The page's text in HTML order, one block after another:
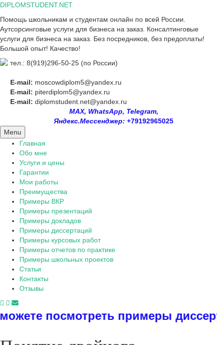
Skip
content
DIPLOMSTUDENT.NET
Помощь школьникам и студентам онлайн по всей России.
Аутсорсинговые услуги для бизнеса на заказ. Консалтинговые
услуги для бизнеса на заказ. Без посредников, без предоплаты!
Большой опыт! Качество!
тел.: 8(919)296-50-25 (по России)
E-mail: moscowdiplom5@yandex.ru
E-mail: piterdiplom5@yandex.ru
E-mail: diplomstudent.net@yandex.ru
MAX, WhatsApp, Telegram,
Яндекс.Мессенджер: +79192965025
Menu
Главная
Обо мне
Услуги и цены
Гарантии
Мои работы
Преимущества
Примеры ВКР
Примеры презентаций
Примеры докладов
Примеры диссертаций
Примеры курсовых работ
Примеры отчетов по практике
Примеры школьных проектов
Статьи
Контакты
Отзывы
примеры диссертаций,